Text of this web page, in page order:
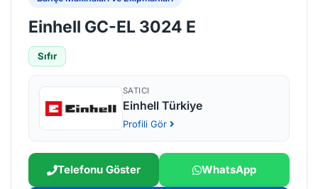
Einhell GC-EL 3024 E
Sıfır
SATICI
Einhell Türkiye
Profili Gör
Telefonu Göster WhatsApp